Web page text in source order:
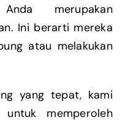
merupakan
Ini berarti mereka
atau melakukan
yang tepat, kami
memperoleh